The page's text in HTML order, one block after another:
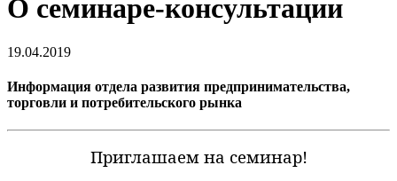
О семинаре-консультации
19.04.2019
Информация отдела развития предпринимательства,
торговли и потребительского рынка
Приглашаем на семинар!